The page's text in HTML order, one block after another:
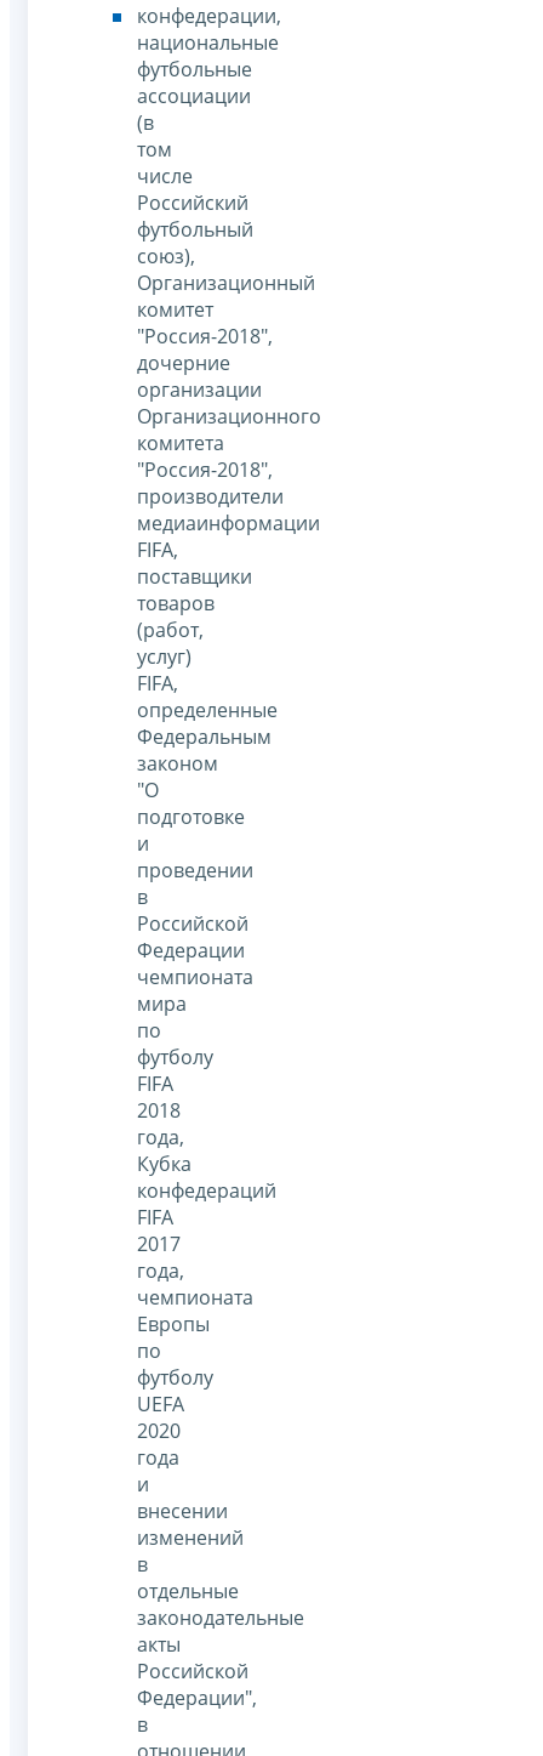
конфедерации,
национальные
футбольные
ассоциации
(в
том
числе
Российский
футбольный
союз),
Организационный
комитет
"Россия-2018",
дочерние
организации
Организационного
комитета
"Россия-2018",
производители
медиаинформации
FIFA,
поставщики
товаров
(работ,
услуг)
FIFA,
определенные
Федеральным
законом
"О
подготовке
и
проведении
в
Российской
Федерации
чемпионата
мира
по
футболу
FIFA
2018
года,
Кубка
конфедераций
FIFA
2017
года,
чемпионата
Европы
по
футболу
UEFA
2020
года
и
внесении
изменений
в
отдельные
законодательные
акты
Российской
Федерации",
в